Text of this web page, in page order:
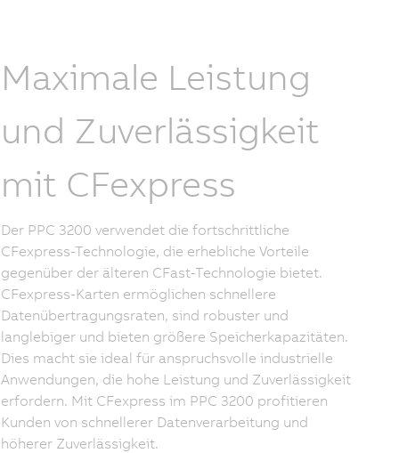
Maximale Leistung
und Zuverlässigkeit
mit CFexpress
Der PPC 3200 verwendet die fortschrittliche
CFexpress-Technologie, die erhebliche Vorteile
gegenüber der älteren CFast-Technologie bietet.
CFexpress-Karten ermöglichen schnellere
Datenübertragungsraten, sind robuster und
langlebiger und bieten größere Speicherkapazitäten.
Dies macht sie ideal für anspruchsvolle industrielle
Anwendungen, die hohe Leistung und Zuverlässigkeit
erfordern. Mit CFexpress im PPC 3200 profitieren
Kunden von schnellerer Datenverarbeitung und
höherer Zuverlässigkeit.